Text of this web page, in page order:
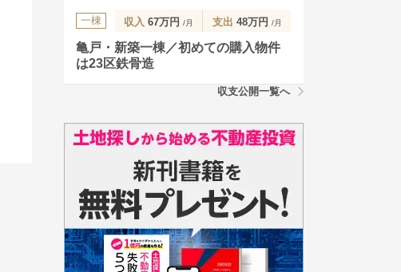
一棟 収入 67万円 /月 支出 48万円 /月
亀戸・新築一棟／初めての購入物件
は23区鉄骨造
収支公開一覧へ